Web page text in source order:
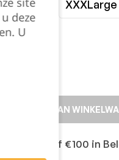
XXLarge XXXLarge
AAN
vanaf €100 in
deze
U